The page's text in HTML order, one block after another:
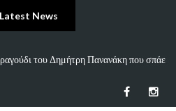
Latest News
του Δημήτρη Πανανάκη που σπάει